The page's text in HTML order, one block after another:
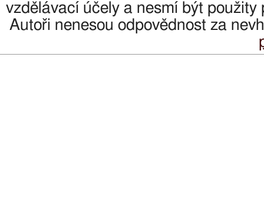
vzdělávací účely a nesmí být
Autoři nenesou odpovědnost za